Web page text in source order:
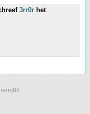
3rr0r het